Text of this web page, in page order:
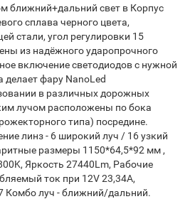
ближний+дальний свет в Корпус
сплава черного цвета,
стали, угол регулировки 15
из надёжного ударопрочного
включение светодиодов с нужной
делает фару NanoLed
в различных дорожных
лучом расположены по бока
типа) посредине.
линз - 6 широкий луч / 16 узкий
размеры 1150*64,5*92 мм ,
Яркость 27440Lm, Рабочие
ток при 12V 23,34A,
Комбо луч - ближний/дальний.